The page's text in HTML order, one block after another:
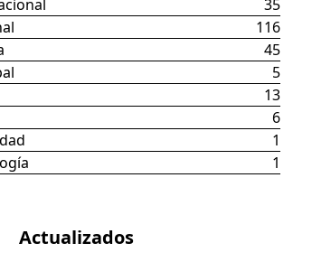
35
116
45
5
13
6
1
1
Actualizados